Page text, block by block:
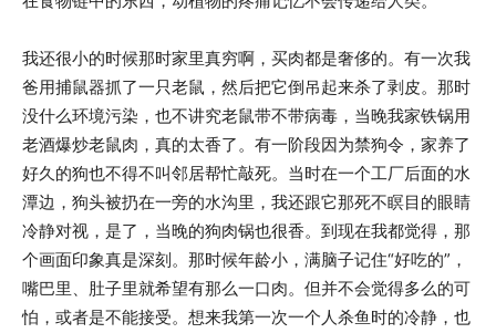
我还很小的时候那时家里真穷啊，买肉都是奢侈的。有一次我
爸用捕鼠器抓了一只老鼠，然后把它倒吊起来杀了剥皮。那时
没什么环境污染，也不讲究老鼠带不带病毒，当晚我家铁锅用
老酒爆炒老鼠肉，真的太香了。有一阶段因为禁狗令，家养了
好久的狗也不得不叫邻居帮忙敲死。当时在一个工厂后面的水
潭边，狗头被扔在一旁的水沟里，我还跟它那死不瞑目的眼睛
冷静对视，是了，当晚的狗肉锅也很香。到现在我都觉得，那
个画面印象真是深刻。那时候年龄小，满脑子记住“好吃的”，
嘴巴里、肚子里就希望有那么一口肉。但并不会觉得多么的可
怕，或者是不能接受。想来我第一次一个人杀鱼时的冷静，也